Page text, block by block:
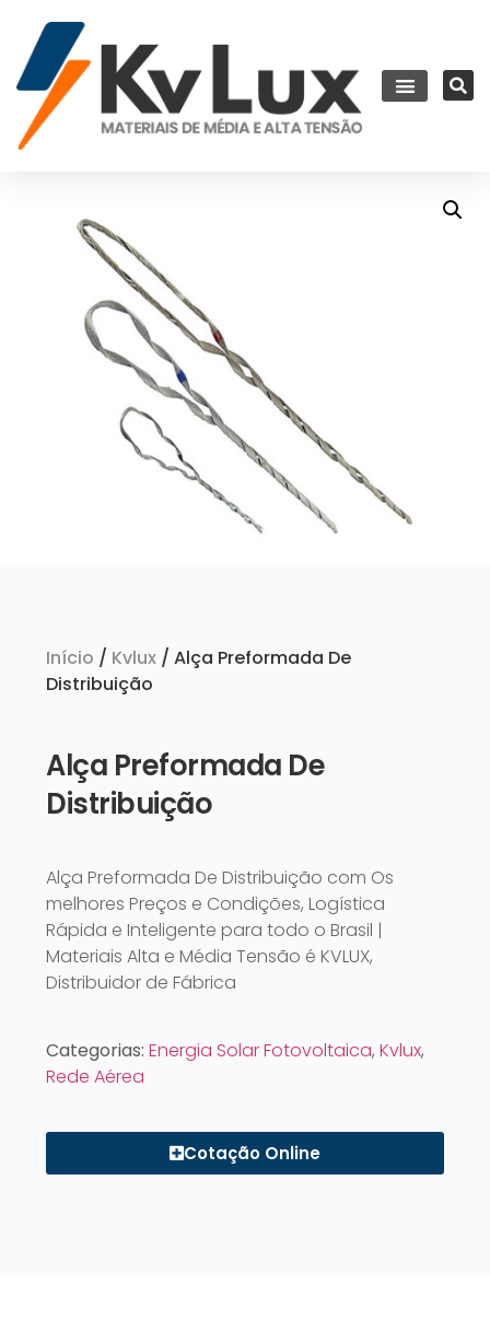
Início / Kvlux / Alça Preformada De
Distribuição
Alça Preformada De
Distribuição
Alça Preformada De Distribuição com Os
melhores Preços e Condições, Logística
Rápida e Inteligente para todo o Brasil |
Materiais Alta e Média Tensão é KVLUX,
Distribuidor de Fábrica
Categorias: Energia Solar Fotovoltaica, Kvlux,
Rede Aérea
Cotação Online